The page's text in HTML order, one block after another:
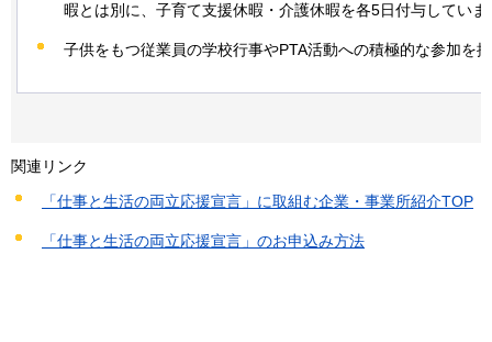
暇とは別に、子育て支援休暇・介護休暇を各5日付与していま
子供をもつ従業員の学校行事やPTA活動への積極的な参加を
関連リンク
「仕事と生活の両立応援宣言」に取組む企業・事業所紹介TOP
「仕事と生活の両立応援宣言」のお申込み方法